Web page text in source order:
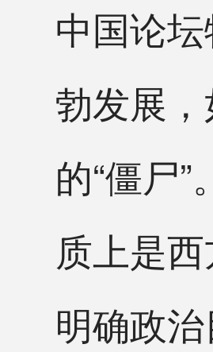
中国论
勃发展
的“僵尸
质上是
明确政